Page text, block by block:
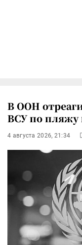
В ООН
ВСУ по пляжу
4 августа 2026, 21:34